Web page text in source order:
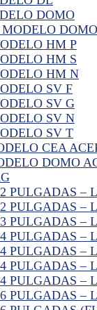
DOMO
HM P
HM S
HM N
SV F
SV G
SV N
SV T
CEA
DOMO
PULGADAS –
PULGADAS –
PULGADAS –
PULGADAS –
PULGADAS –
PULGADAS –
PULGADAS –
PULGADAS –